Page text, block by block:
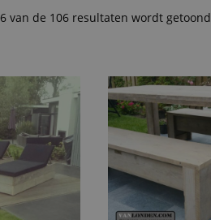
van de 106 resultaten wordt getoond